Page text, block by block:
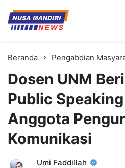
Kampus Digital
Universitas Nusa Mandiri
Beranda Pengabdian
Dosen UNM
Public
Anggota
Komunikasi
Umi Faddillah